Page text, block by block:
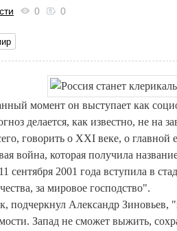
0 0
момент он выступает как
делается, как известно, не на
говорить о XXI веке, о
война, которая получила
сентября 2001 года вступила в
за мировое господство".
подчеркнул Александр
Запад не сможет выжить,